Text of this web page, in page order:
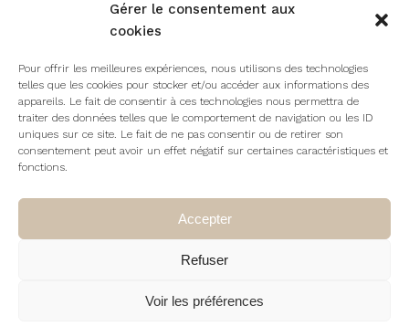
Gérer le consentement aux
cookies
Pour offrir les meilleures expériences, nous utilisons des technologies
telles que les cookies pour stocker et/ou accéder aux informations des
appareils. Le fait de consentir à ces technologies nous permettra de
traiter des données telles que le comportement de navigation ou les ID
uniques sur ce site. Le fait de ne pas consentir ou de retirer son
consentement peut avoir un effet négatif sur certaines caractéristiques et
fonctions.
Accepter
Refuser
Voir les préférences
SUIVEZ NOUS
générales de ventes